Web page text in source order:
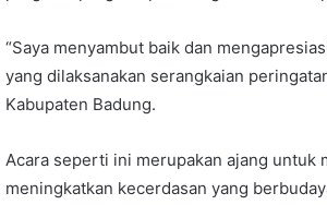
“Saya menyambut baik dan
yang dilaksanakan serangkaian
Kabupaten Badung.
Acara seperti ini merupakan ajang untuk
meningkatkan kecerdasan yang